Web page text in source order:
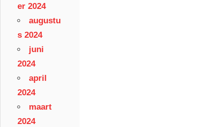
er 2024
augustu
s 2024
juni
2024
april
2024
maart
2024